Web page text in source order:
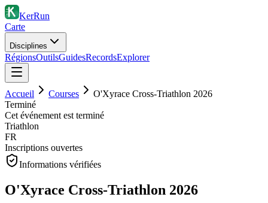
KerRun
Carte
Disciplines
RégionsOutilsGuidesRecordsExplorer
Accueil Courses
O'Xyrace Cross-Triathlon 2026
Terminé
Cet événement est terminé
Triathlon
FR
Inscriptions ouvertes
Informations vérifiées
O'Xyrace Cross-Triathlon 2026